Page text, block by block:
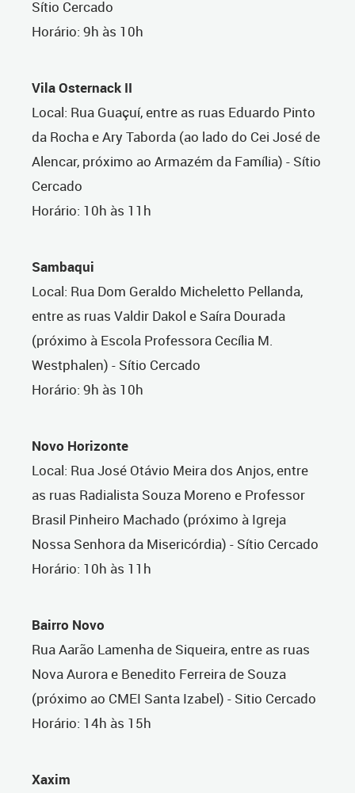
Sítio Cercado
Horário: 9h às 10h
Vila Osternack II
Local: Rua Guaçuí, entre as ruas Eduardo Pinto
da Rocha e Ary Taborda (ao lado do Cei José de
Alencar, próximo ao Armazém da Família) - Sítio
Cercado
Horário: 10h às 11h
Sambaqui
Local: Rua Dom Geraldo Micheletto Pellanda,
entre as ruas Valdir Dakol e Saíra Dourada
(próximo à Escola Professora Cecília M.
Westphalen) - Sítio Cercado
Horário: 9h às 10h
Novo Horizonte
Local: Rua José Otávio Meira dos Anjos, entre
as ruas Radialista Souza Moreno e Professor
Brasil Pinheiro Machado (próximo à Igreja
Nossa Senhora da Misericórdia) - Sítio Cercado
Horário: 10h às 11h
Bairro Novo
Rua Aarão Lamenha de Siqueira, entre as ruas
Nova Aurora e Benedito Ferreira de Souza
(próximo ao CMEI Santa Izabel) - Sitio Cercado
Horário: 14h às 15h
Xaxim